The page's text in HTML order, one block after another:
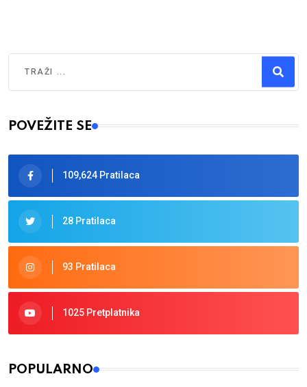
Type 2 or more characters for results.
POVEŽITE SE
109,624 Pratilaca
28 Pratilaca
93 Pratilaca
1025 Pretplatnika
POPULARNO